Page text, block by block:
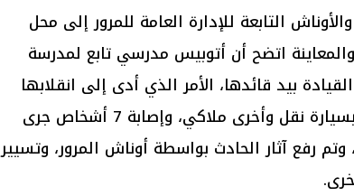
التابعة للإدارة العامة للمرور إلى محل
اتضح أن أتوبيس مدرسي تابع لمدرسة
القيادة بيد قائدها، الأمر الذي أدى إلى انقلابها
بالطريق، فضلا عن اصطدامها بسيارة نقل وأخرى ملاكي، وإصابة 7 أشخاص جرى
رفع آثار الحادث بواسطة أوناش المرور، وتسيير